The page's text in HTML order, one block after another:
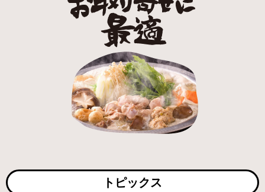
トピックス